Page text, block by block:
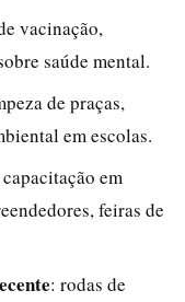
vacinação,
saúde mental.
de praças,
em escolas.
em
feiras de
: rodas de